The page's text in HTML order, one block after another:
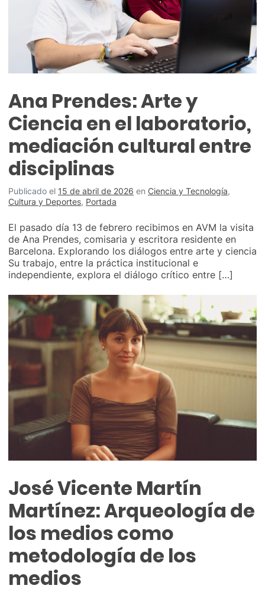
Ana Prendes: Arte y
Ciencia en el laboratorio,
mediación cultural entre
disciplinas
Publicado el 15 de abril de 2026 en Ciencia y Tecnología,
Cultura y Deportes, Portada
El pasado día 13 de febrero recibimos en AVM la visita
de Ana Prendes, comisaria y escritora residente en
Barcelona. Explorando los diálogos entre arte y ciencia
Su trabajo, entre la práctica institucional e
independiente, explora el diálogo crítico entre […]
José Vicente Martín
Martínez: Arqueología de
los medios como
metodología de los
medios